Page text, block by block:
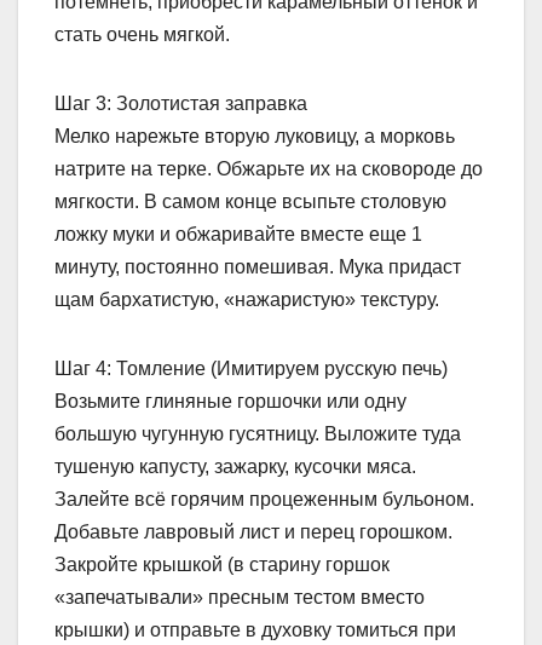
стать очень мягкой.
Шаг 3: Золотистая заправка
Мелко нарежьте вторую луковицу, а морковь
натрите на терке. Обжарьте их на сковороде до
мягкости. В самом конце всыпьте столовую
ложку муки и обжаривайте вместе еще 1
минуту, постоянно помешивая. Мука придаст
щам бархатистую, «нажаристую» текстуру.
Шаг 4: Томление (Имитируем русскую печь)
Возьмите глиняные горшочки или одну
большую чугунную гусятницу. Выложите туда
тушеную капусту, зажарку, кусочки мяса.
Залейте всё горячим процеженным бульоном.
Добавьте лавровый лист и перец горошком.
Закройте крышкой (в старину горшок
«запечатывали» пресным тестом вместо
крышки) и отправьте в духовку томиться при